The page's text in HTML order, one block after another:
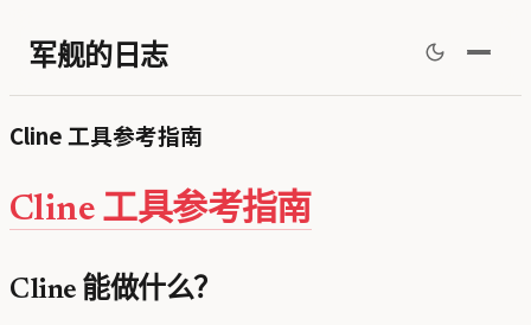
军舰的日志
Cline 工具参考指南
Cline 工具参考指南
Cline 能做什么？